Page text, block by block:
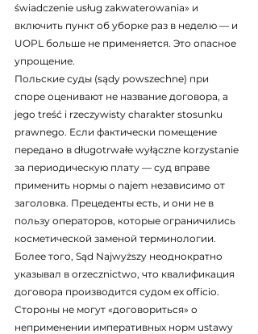
świadczenie usług zakwaterowania» и
включить пункт об уборке раз в неделю — и
UOPL больше не применяется. Это опасное
упрощение.
Польские суды (sądy powszechne) при
споре оценивают не название договора, а
jego treść i rzeczywisty charakter stosunku
prawnego. Если фактически помещение
передано в długotrwałe wyłączne korzystanie
за периодическую плату — суд вправе
применить нормы о najem независимо от
заголовка. Прецеденты есть, и они не в
пользу операторов, которые ограничились
косметической заменой терминологии.
Более того, Sąd Najwyższy неоднократно
указывал в orzecznictwo, что квалификация
договора производится судом ex officio.
Стороны не могут «договориться» о
неприменении императивных норм ustawy